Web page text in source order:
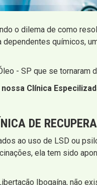
o dilema de como
químicos,
- SP que se tornaram
Clínica
DE
ao uso de LSD ou
ela tem sido
Ibogaína, não